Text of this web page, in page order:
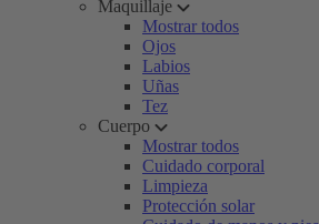
Maquillaje
Mostrar todos
Ojos
Labios
Uñas
Tez
Cuerpo
Mostrar todos
Cuidado corporal
Limpieza
Protección solar